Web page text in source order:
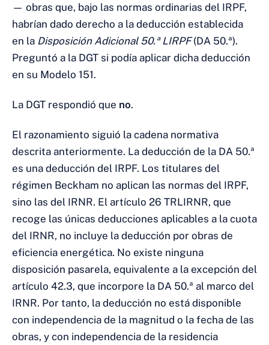
— obras que, bajo las normas ordinarias del IRPF,
habrían dado derecho a la deducción establecida
en la Disposición Adicional 50.ª LIRPF(DA 50.ª).
Preguntó a la DGT si podía aplicar dicha deducción
en su Modelo 151.
La DGT respondió que no.
El razonamiento siguió la cadena normativa
descrita anteriormente. La deducción de la DA 50.ª
es una deducción del IRPF. Los titulares del
régimen Beckham no aplican las normas del IRPF,
sino las del IRNR. El artículo 26 TRLIRNR, que
recoge las únicas deducciones aplicables a la cuota
del IRNR, no incluye la deducción por obras de
eficiencia energética. No existe ninguna
disposición pasarela, equivalente a la excepción del
artículo 42.3, que incorpore la DA 50.ª al marco del
IRNR. Por tanto, la deducción no está disponible
con independencia de la magnitud o la fecha de las
obras, y con independencia de la residencia